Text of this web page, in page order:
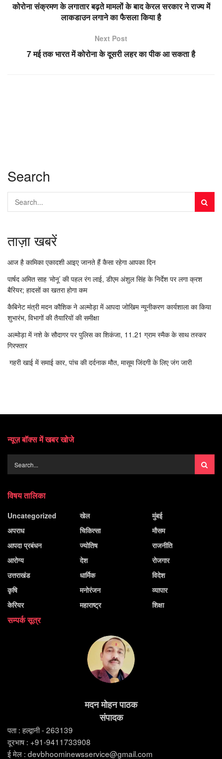
कोरोना संक्रमण के लगातार बढ़ते मामलों के बाद केरल सरकार ने राज्य में
लाकडाउन लगाने का फैसला किया है
Next Post
7 मई तक भारत में कोरोना के दूसरी लहर का पीक आ सकता है
Search
ताज़ा खबरें
आज है कामिका एकादशी आइए जानते हैं कैसा रहेगा आपका दिन
पार्षद अमित साह ‘मोनू’ की पहल रंग लाई, डीएम अंशुल सिंह के निर्देश पर लगा क्रश
बैरियर; हादसों का खतरा होगा कम
कैबिनेट मंत्री मदन कौशिक ने अल्मोड़ा में आपदा जोखिम न्यूनीकरण कार्यशाला का किया
शुभारंभ, विभागों की तैयारियों की समीक्षा
अल्मोड़ा में नशे के सौदागर पर पुलिस का शिकंजा, 11.21 ग्राम स्मैक के साथ तस्कर
गिरफ्तार
गहरी खाई में समाई कार, पांच की दर्दनाक मौत, मासूम जिंदगी के लिए जंग जारी
न्यूज़ बॉक्स में खबर खोजे
विषय तालिका
Uncategorized
अपराध
आपदा प्रबंधन
आरोग्य
उत्तराखंड
कृषि
केरियर
खेल
चिकित्सा
ज्योतिष
देश
धार्मिक
मनोरंजन
महाराष्ट्र
मुंबई
मौसम
राजनीति
रोजगार
विदेश
व्यापार
शिक्षा
सम्पर्क सूत्र
मदन मोहन पाठक
संपादक
पता : हल्द्वानी - 263139
दूरभाष : +91-9411733908
ई मेल : devbhoominewsservice@gmail.com